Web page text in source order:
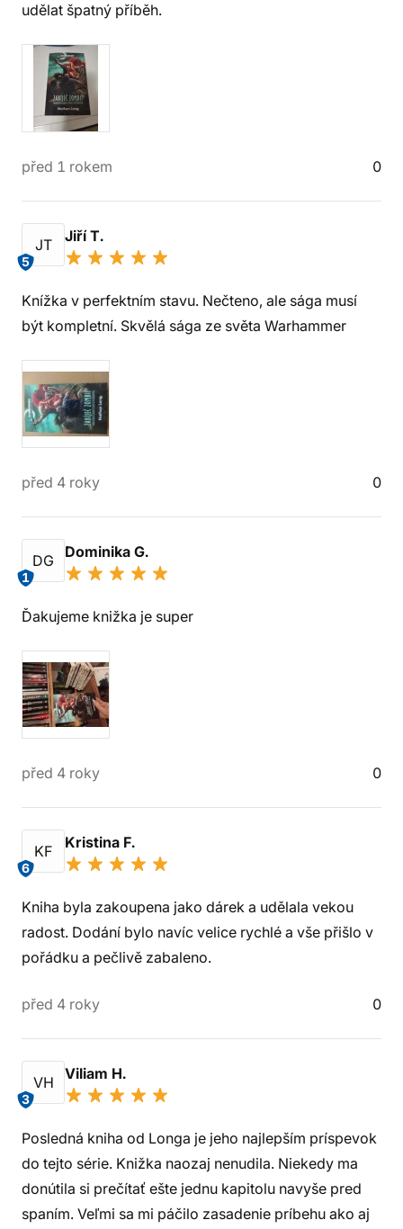
udělat špatný příběh.
před 1 rokem 0
JT
5
Jiří T.
Knížka v perfektním stavu. Nečteno, ale sága musí
být kompletní. Skvělá sága ze světa Warhammer
před 4 roky 0
DG
1
Dominika G.
Ďakujeme knižka je super
před 4 roky 0
KF
6
Kristina F.
Kniha byla zakoupena jako dárek a udělala vekou
radost. Dodání bylo navíc velice rychlé a vše přišlo v
pořádku a pečlivě zabaleno.
před 4 roky 0
VH
3
Viliam H.
Posledná kniha od Longa je jeho najlepším príspevok
do tejto série. Knižka naozaj nenudila. Niekedy ma
donútila si prečítať ešte jednu kapitolu navyše pred
spaním. Veľmi sa mi páčilo zasadenie príbehu ako aj